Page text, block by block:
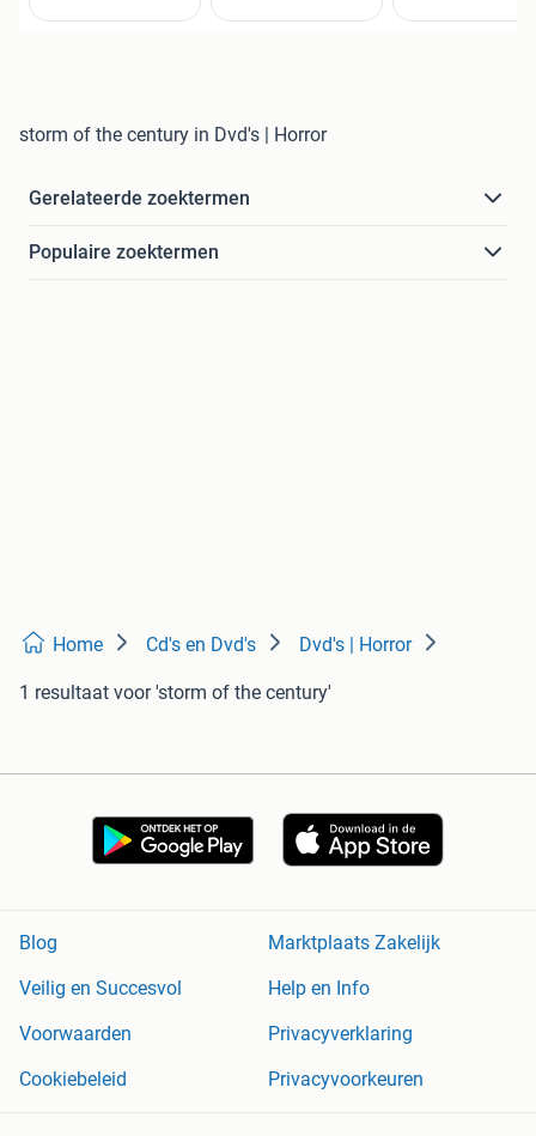
storm of the century in Dvd's | Horror
Gerelateerde zoektermen
Populaire zoektermen
Home Cd's en Dvd's Dvd's | Horror
1 resultaat voor 'storm of the century'
Blog
Marktplaats Zakelijk
Veilig en Succesvol
Help en Info
Voorwaarden
Privacyverklaring
Cookiebeleid
Privacyvoorkeuren